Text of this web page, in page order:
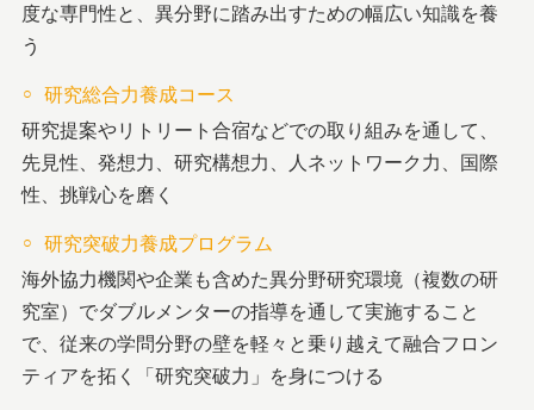
度な専門性と、異分野に踏み出すための幅広い知識を養
う
研究総合力養成コース
研究提案やリトリート合宿などでの取り組みを通して、
先見性、発想力、研究構想力、人ネットワーク力、国際
性、挑戦心を磨く
研究突破力養成プログラム
海外協力機関や企業も含めた異分野研究環境（複数の研
究室）でダブルメンターの指導を通して実施すること
で、従来の学問分野の壁を軽々と乗り越えて融合フロン
ティアを拓く「研究突破力」を身につける